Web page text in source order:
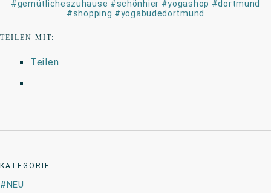
#gemütlicheszuhause #schönhier #yogashop #dortmund
#shopping #yogabudedortmund
TEILEN MIT:
Teilen
KATEGORIE
NEU